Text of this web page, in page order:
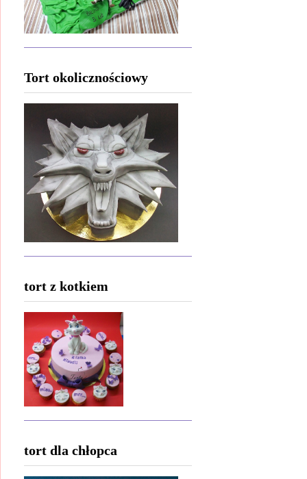
Tort okolicznościowy
tort z kotkiem
tort dla chłopca